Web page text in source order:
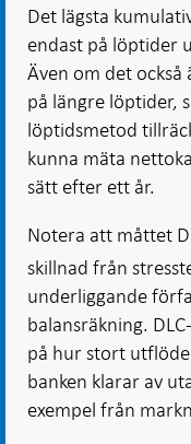
Det lägsta
endast på löptider
Även om det
på längre löptider,
löptidsmetod
kunna mäta
sätt efter ett år.
Notera att måttet
skillnad från
underliggande
balansräkning.
på hur stort
banken klarar av
exempel från